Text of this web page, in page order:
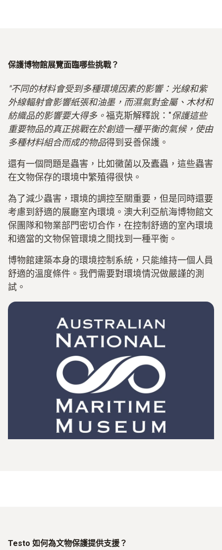
保護博物館展覽面臨哪些挑戰？
"不同的材料會受到多種環境因素的影響：光線和紫
外線輻射會影響紙張和油墨，而濕氣對金屬、木材和
紡織品的影響要大得多。福克斯解釋說："保護這些
重要物品的真正挑戰在於創造一種平衡的氣候，使由
多種材料組合而成的物品得到妥善保護。
還有一個問題是蟲害，比如黴菌以及蠹蟲，這些蟲害
在文物保存的環境中繁殖得很快。
為了減少蟲害，環境的調控至關重要，但是同時還要
考慮到舒適的展廳室內環境。澳大利亞航海博物館文
保團隊和物業部門密切合作，在控制舒適的室內環境
和適當的文物保管環境之間找到一種平衡。
博物館建築本身的環境控制系統，只能維持一個人員
舒適的溫度條件。我們需要對環境情況做嚴謹的測
試。
Testo 如何為文物保護提供支援？